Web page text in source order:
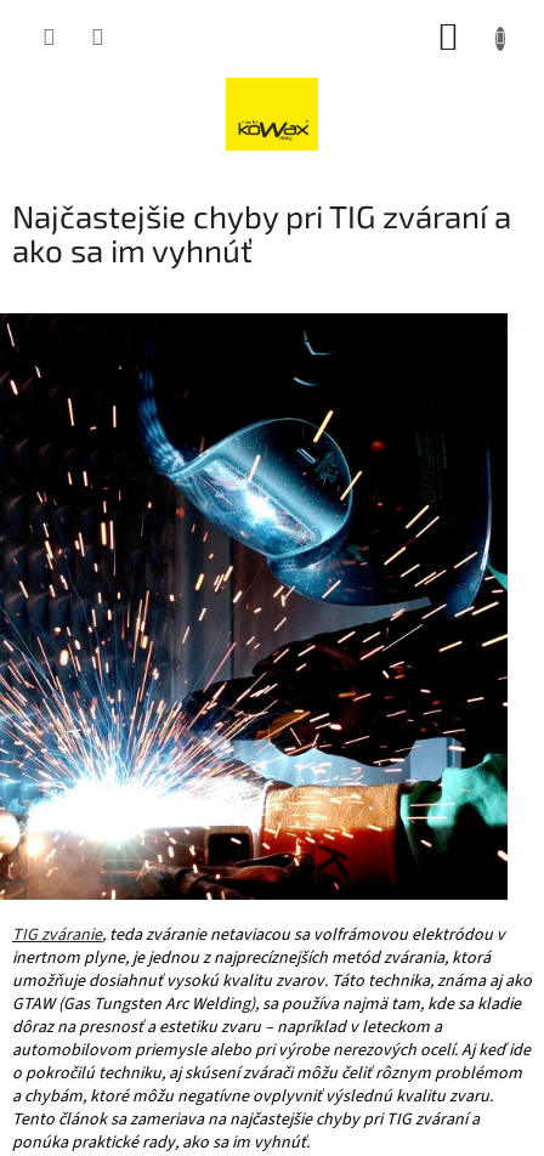
Najčastejšie chyby pri TIG zváraní a
ako sa im vyhnúť
TIG zváranie, teda zváranie netaviacou sa volfrámovou elektródou v
inertnom plyne, je jednou z najprecíznejších metód zvárania, ktorá
umožňuje dosiahnuť vysokú kvalitu zvarov. Táto technika, známa aj ako
GTAW (Gas Tungsten Arc Welding), sa používa najmä tam, kde sa kladie
dôraz na presnosť a estetiku zvaru – napríklad v leteckom a
automobilovom priemysle alebo pri výrobe nerezových ocelí. Aj keď ide
o pokročilú techniku, aj skúsení zvárači môžu čeliť rôznym problémom
a chybám, ktoré môžu negatívne ovplyvniť výslednú kvalitu zvaru.
Tento článok sa zameriava na najčastejšie chyby pri TIG zváraní a
ponúka praktické rady, ako sa im vyhnúť.